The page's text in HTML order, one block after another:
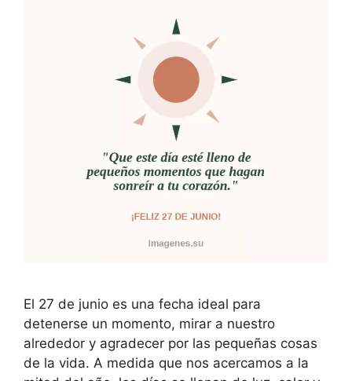
El 27 de junio es una fecha ideal para
detenerse un momento, mirar a nuestro
alrededor y agradecer por las pequeñas cosas
de la vida. A medida que nos acercamos a la